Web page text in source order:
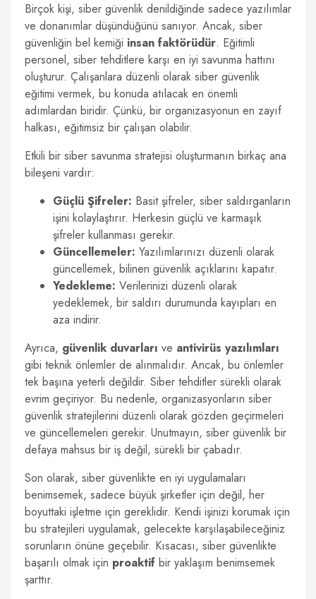
Birçok kişi, siber güvenlik denildiğinde sadece yazılımlar
ve donanımlar düşündüğünü sanıyor. Ancak, siber
güvenliğin bel kemiği insan faktörüdür. Eğitimli
personel, siber tehditlere karşı en iyi savunma hattını
oluşturur. Çalışanlara düzenli olarak siber güvenlik
eğitimi vermek, bu konuda atılacak en önemli
adımlardan biridir. Çünkü, bir organizasyonun en zayıf
halkası, eğitimsiz bir çalışan olabilir.
Etkili bir siber savunma stratejisi oluşturmanın birkaç ana
bileşeni vardır:
Güçlü Şifreler: Basit şifreler, siber saldırganların
işini kolaylaştırır. Herkesin güçlü ve karmaşık
şifreler kullanması gerekir.
Güncellemeler: Yazılımlarınızı düzenli olarak
güncellemek, bilinen güvenlik açıklarını kapatır.
Yedekleme: Verilerinizi düzenli olarak
yedeklemek, bir saldırı durumunda kayıpları en
aza indirir.
Ayrıca, güvenlik duvarları ve antivirüs yazılımları
gibi teknik önlemler de alınmalıdır. Ancak, bu önlemler
tek başına yeterli değildir. Siber tehditler sürekli olarak
evrim geçiriyor. Bu nedenle, organizasyonların siber
güvenlik stratejilerini düzenli olarak gözden geçirmeleri
ve güncellemeleri gerekir. Unutmayın, siber güvenlik bir
defaya mahsus bir iş değil, sürekli bir çabadır.
Son olarak, siber güvenlikte en iyi uygulamaları
benimsemek, sadece büyük şirketler için değil, her
boyuttaki işletme için gereklidir. Kendi işinizi korumak için
bu stratejileri uygulamak, gelecekte karşılaşabileceğiniz
sorunların önüne geçebilir. Kısacası, siber güvenlikte
başarılı olmak için proaktif bir yaklaşım benimsemek
şarttır.